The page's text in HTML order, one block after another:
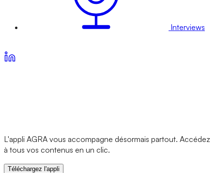
Interviews
L'appli AGRA vous accompagne désormais partout. Accédez
à tous vos contenus en un clic.
Téléchargez l'appli